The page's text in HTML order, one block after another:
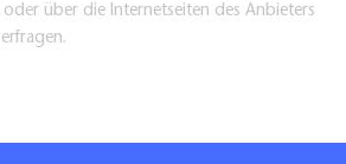
über die Internetseiten des Anbieters